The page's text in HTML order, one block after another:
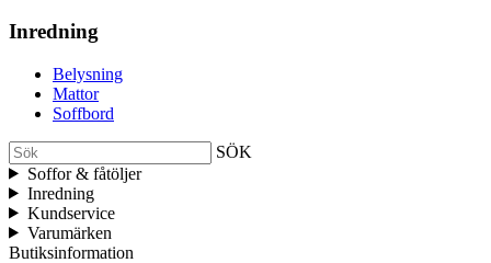
Inredning
Belysning
Mattor
Soffbord
SÖK
Soffor & fåtöljer
Inredning
Kundservice
Varumärken
Butiksinformation